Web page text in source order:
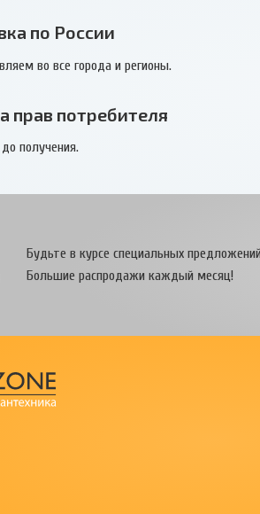
по России
во все города и регионы.
прав потребителя
получения.
Будьте в курсе специальных
Большие распродажи каждый месяц!